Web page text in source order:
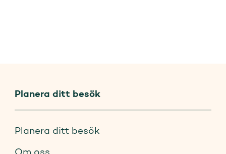
Planera ditt besök
Planera ditt besök